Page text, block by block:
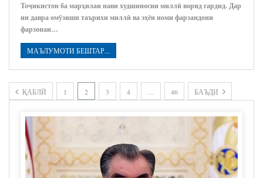
Тоҷикистон ба марҳилаи нави худшиносии миллӣ ворид гардид. Дар
ин давра омӯзиши таърихи миллӣ ва эҳёи номи фарзандони
фарзонаи…
МАЪЛУМОТИ БЕШТАР...
ҚАБЛӢ 1 2 3 4 46 БАЪДИ